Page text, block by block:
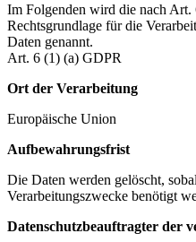
Im Folgenden wird die nach
Rechtsgrundlage für die
Daten genannt.
Art. 6 (1) (a) GDPR
Ort der Verarbeitung
Europäische Union
Aufbewahrungsfrist
Die Daten werden gelöscht,
Verarbeitungszwecke benötigt
Datenschutzbeauftragter der